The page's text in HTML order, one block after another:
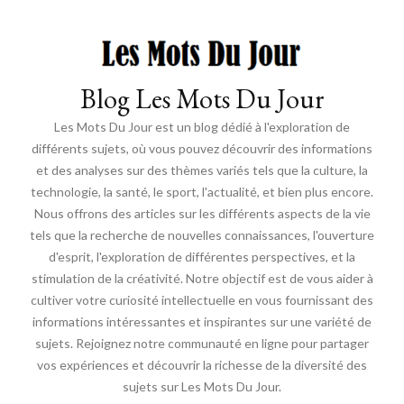
Blog Les Mots Du Jour
Les Mots Du Jour est un blog dédié à l'exploration de
différents sujets, où vous pouvez découvrir des informations
et des analyses sur des thèmes variés tels que la culture, la
technologie, la santé, le sport, l'actualité, et bien plus encore.
Nous offrons des articles sur les différents aspects de la vie
tels que la recherche de nouvelles connaissances, l'ouverture
d'esprit, l'exploration de différentes perspectives, et la
stimulation de la créativité. Notre objectif est de vous aider à
cultiver votre curiosité intellectuelle en vous fournissant des
informations intéressantes et inspirantes sur une variété de
sujets. Rejoignez notre communauté en ligne pour partager
vos expériences et découvrir la richesse de la diversité des
sujets sur Les Mots Du Jour.